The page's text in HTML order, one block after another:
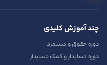
چند آموزش کلیدی
دوره حقوق و دستمزد
دوره حسابدار و کمک حسابدار